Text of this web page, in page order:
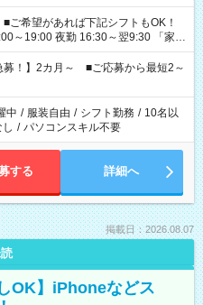
19:00 夜勤 16:30～翌9:30 「家族
裕を持って夕飯の準備がしたい」
い」 など、ご希望を教えてください
時間。 合計で週40時間を超える場
募！】2カ月～ ■ご応募から最短2～
中 / 服装自由 / シフト勤務 / 10名以
/ パソコンスキル不要
する 詳細へ
掲載日：2026.08.07
OK】iPhoneなどス